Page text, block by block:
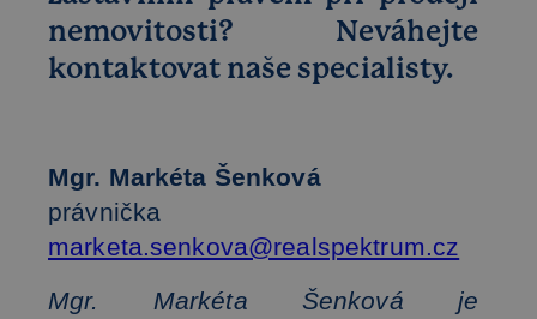
nemovitosti? Neváhejte
kontaktovat naše specialisty.
Mgr. Markéta Šenková
právnička
marketa.senkova@realspektrum.cz
Mgr. Markéta Šenková je